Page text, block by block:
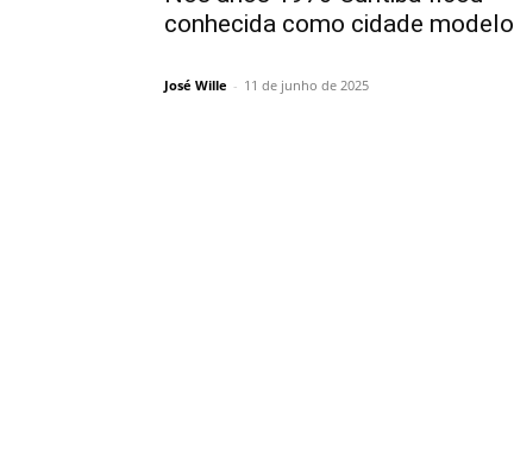
conhecida como cidade modelo
José Wille - 11 de junho de 2025